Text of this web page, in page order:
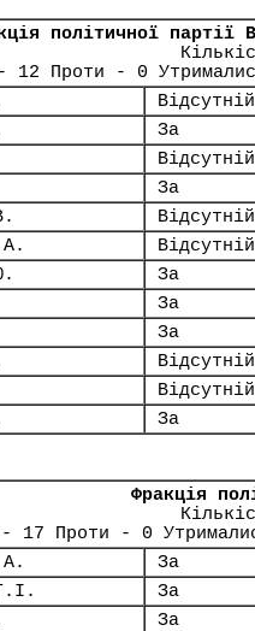
політичної партії
12 Проти - 0
Відсутній
За
Відсутній
За
Відсутній
Відсутній
За
За
За
Відсутній
Відсутній
За
Фракція
17 Проти - 0
За
За
За